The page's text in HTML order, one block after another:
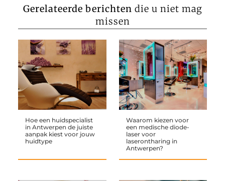
Gerelateerde berichten die u niet mag
missen
Hoe een huidspecialist
in Antwerpen de juiste
aanpak kiest voor jouw
huidtype
Waarom kiezen voor
een medische diode-
laser voor
laserontharing in
Antwerpen?